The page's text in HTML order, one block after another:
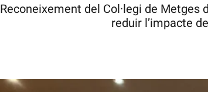
Reconeixement del Col·legi de
reduir l’impacte